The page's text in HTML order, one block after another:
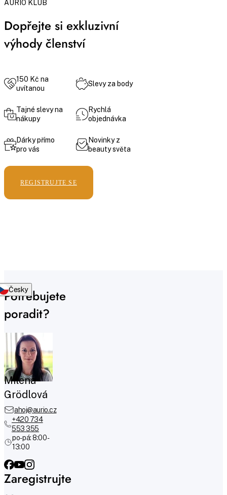
AURIO KLUB
Dopřejte si exkluzivní
výhody členství
150 Kč na
uvítanou
Slevy za body
Tajné slevy na
nákupy
Rychlá
objednávka
Dárky přímo
pro vás
Novinky z
beauty světa
REGISTRUJTE SE
Potřebujete
poradit?
Milena
Grödlová
ahoj@aurio.cz
+420 734
553 355
po-pá: 8:00 -
13:00
Zaregistrujte
Česky